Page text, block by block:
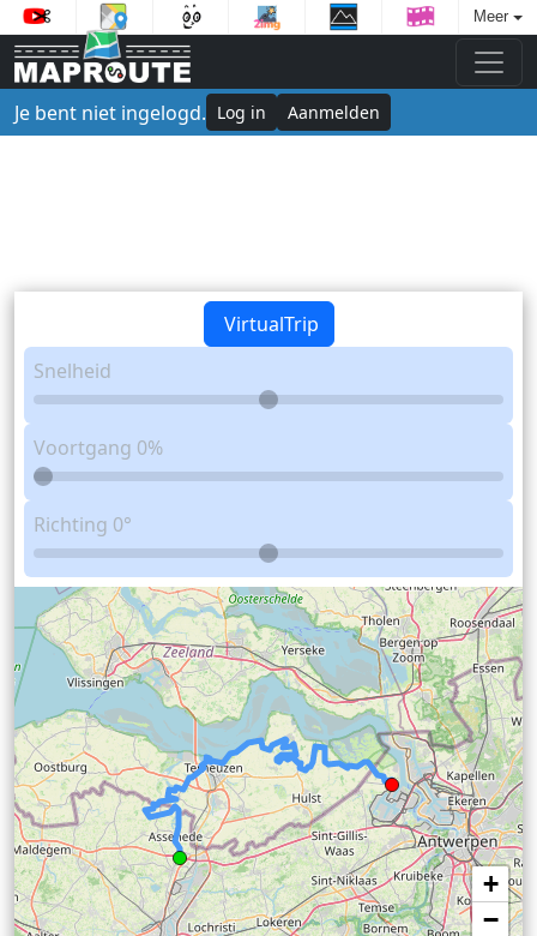
Meer
Je bent niet ingelogd. Log in Aanmelden
VirtualTrip
Snelheid
Voortgang 0%
Richting 0°
+
−